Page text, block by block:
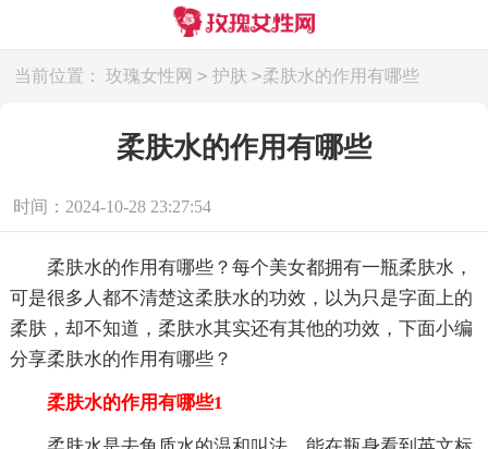
当前位置： 玫瑰女性网 > 护肤 >柔肤水的作用有哪些
柔肤水的作用有哪些
时间：2024-10-28 23:27:54
柔肤水的作用有哪些？每个美女都拥有一瓶柔肤水，
可是很多人都不清楚这柔肤水的功效，以为只是字面上的
柔肤，却不知道，柔肤水其实还有其他的功效，下面小编
分享柔肤水的作用有哪些？
柔肤水的作用有哪些1